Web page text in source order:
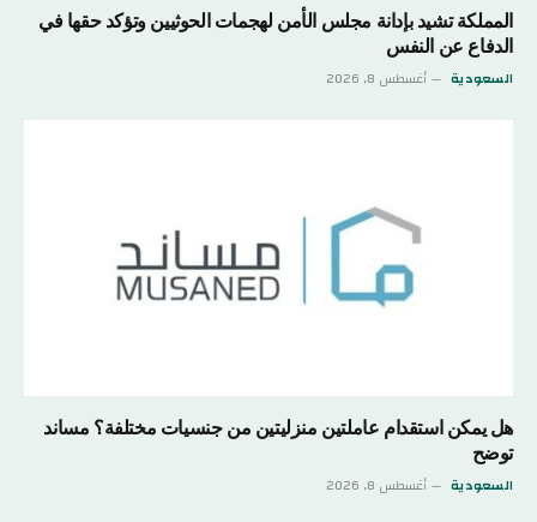
المملكة تشيد بإدانة مجلس الأمن لهجمات الحوثيين وتؤكد حقها في
الدفاع عن النفس
السعودية أغسطس 8, 2026
هل يمكن استقدام عاملتين منزليتين من جنسيات مختلفة؟ مساند
توضح
السعودية أغسطس 8, 2026